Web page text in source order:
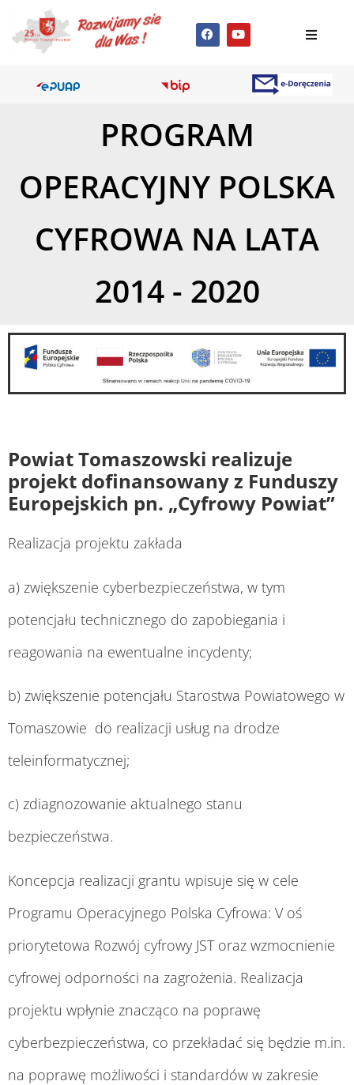
PROGRAM
OPERACYJNY POLSKA
CYFROWA NA LATA
2014 - 2020
Powiat Tomaszowski realizuje
projekt dofinansowany z Funduszy
Europejskich pn. „Cyfrowy Powiat”
Realizacja projektu zakłada
a) zwiększenie cyberbezpieczeństwa, w tym
potencjału technicznego do zapobiegania i
reagowania na ewentualne incydenty;
b) zwiększenie potencjału Starostwa Powiatowego w
Tomaszowie do realizacji usług na drodze
teleinformatycznej;
c) zdiagnozowanie aktualnego stanu
bezpieczeństwa.
Koncepcja realizacji grantu wpisuje się w cele
Programu Operacyjnego Polska Cyfrowa: V oś
priorytetowa Rozwój cyfrowy JST oraz wzmocnienie
cyfrowej odporności na zagrożenia. Realizacja
projektu wpłynie znacząco na poprawę
cyberbezpieczeństwa, co przekładać się będzie m.in.
na poprawę możliwości i standardów w zakresie